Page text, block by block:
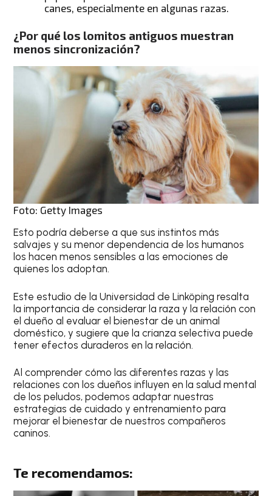
canes, especialmente en algunas razas.
¿Por qué los lomitos antiguos muestran
menos sincronización?
Foto: Getty Images
Esto podría deberse a que sus instintos más
salvajes y su menor dependencia de los humanos
los hacen menos sensibles a las emociones de
quienes los adoptan.
Este estudio de la Universidad de Linköping resalta
la importancia de considerar la raza y la relación con
el dueño al evaluar el bienestar de un animal
doméstico, y sugiere que la crianza selectiva puede
tener efectos duraderos en la relación.
Al comprender cómo las diferentes razas y las
relaciones con los dueños influyen en la salud mental
de los peludos, podemos adaptar nuestras
estrategias de cuidado y entrenamiento para
mejorar el bienestar de nuestros compañeros
caninos.
Te recomendamos: